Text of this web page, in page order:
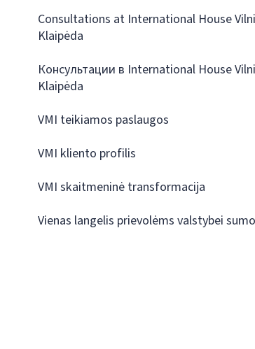
Consultations at International House
Klaipėda
Консультации в International House
Klaipėda
VMI teikiamos paslaugos
VMI kliento profilis
VMI skaitmeninė transformacija
Vienas langelis prievolėms valstybei